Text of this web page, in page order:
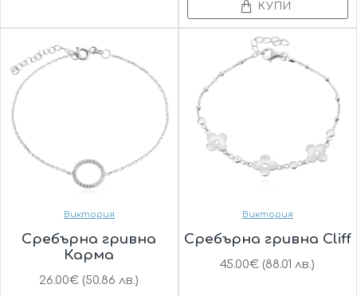
КУПИ
Виктория
Сребърна гривна
Карма
26.00€ (50.86 лв.)
Виктория
Сребърна гривна Cliff
45.00€ (88.01 лв.)